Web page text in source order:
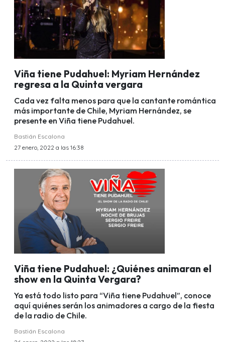
Viña tiene Pudahuel: Myriam Hernández
regresa a la Quinta vergara
Cada vez falta menos para que la cantante romántica
más importante de Chile, Myriam Hernández, se
presente en Viña tiene Pudahuel.
Bastián Escalona
27 enero, 2022 a las 16:38
Viña tiene Pudahuel: ¿Quiénes animaran el
show en la Quinta Vergara?
Ya está todo listo para “Viña tiene Pudahuel”, conoce
aquí quiénes serán los animadores a cargo de la fiesta
de la radio de Chile.
Bastián Escalona